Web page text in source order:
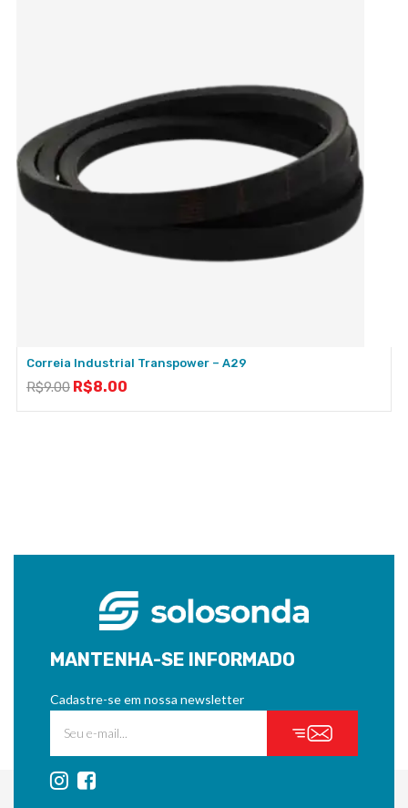
Correia Industrial Transpower – A29
R$9.00 R$8.00
MANTENHA-SE INFORMADO
Cadastre-se em nossa newsletter